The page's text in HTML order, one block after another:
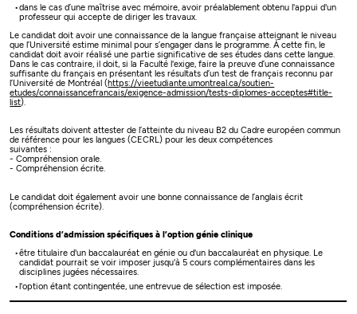
dans le cas d’une maîtrise avec mémoire, avoir préalablement obtenu l'appui d'un
professeur qui accepte de diriger les travaux.
Le candidat doit avoir une connaissance de la langue française atteignant le niveau
que l’Université estime minimal pour s’engager dans le programme. À cette fin, le
candidat doit avoir réalisé une partie significative de ses études dans cette langue.
Dans le cas contraire, il doit, si la Faculté l'exige, faire la preuve d’une connaissance
suffisante du français en présentant les résultats d’un test de français reconnu par
l’Université de Montréal (https://vieetudiante.umontreal.ca/soutien-
etudes/connaissancefrancais/exigence-admission/tests-diplomes-acceptes#title-
list).
Les résultats doivent attester de l’atteinte du niveau B2 du Cadre européen commun
de référence pour les langues (CECRL) pour les deux compétences
suivantes :
- Compréhension orale.
- Compréhension écrite.
Le candidat doit également avoir une bonne connaissance de l’anglais écrit
(compréhension écrite).
Conditions d’admission spécifiques à l’option génie clinique
être titulaire d'un baccalauréat en génie ou d'un baccalauréat en physique. Le
candidat pourrait se voir imposer jusqu'à 5 cours complémentaires dans les
disciplines jugées nécessaires.
l'option étant contingentée, une entrevue de sélection est imposée.